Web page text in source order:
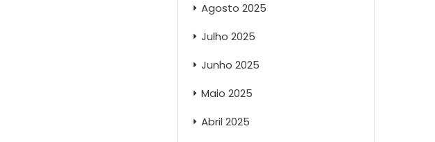
Agosto 2025
Julho 2025
Junho 2025
Maio 2025
Abril 2025